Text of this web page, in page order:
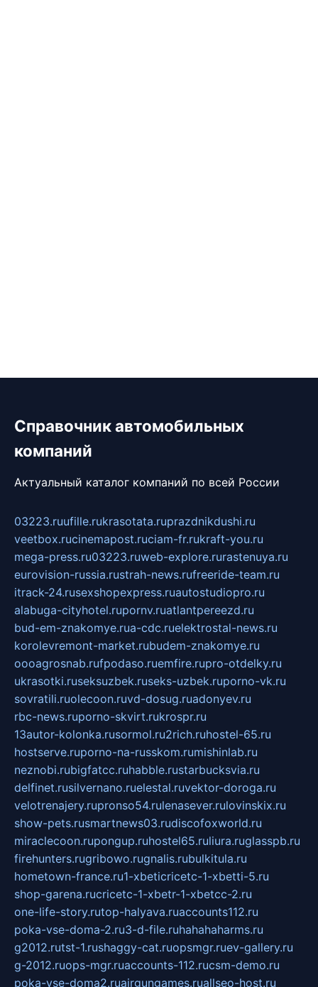
Справочник автомобильных
компаний
Актуальный каталог компаний по всей России
03223.ruufille.rukrasotata.ruprazdnikdushi.ru
veetbox.rucinemapost.ruciam-fr.rukraft-you.ru
mega-press.ru03223.ruweb-explore.rurastenuya.ru
eurovision-russia.rustrah-news.rufreeride-team.ru
itrack-24.rusexshopexpress.ruautostudiopro.ru
alabuga-cityhotel.rupornv.ruatlantpereezd.ru
bud-em-znakomye.rua-cdc.ruelektrostal-news.ru
korolevremont-market.rubudem-znakomye.ru
oooagrosnab.rufpodaso.ruemfire.rupro-otdelky.ru
ukrasotki.ruseksuzbek.ruseks-uzbek.ruporno-vk.ru
sovratili.ruolecoon.ruvd-dosug.ruadonyev.ru
rbc-news.ruporno-skvirt.rukrospr.ru
13autor-kolonka.rusormol.ru2rich.ruhostel-65.ru
hostserve.ruporno-na-russkom.rumishinlab.ru
neznobi.rubigfatcc.ruhabble.rustarbucksvia.ru
delfinet.rusilvernano.ruelestal.ruvektor-doroga.ru
velotrenajery.rupronso54.rulenasever.rulovinskix.ru
show-pets.rusmartnews03.rudiscofoxworld.ru
miraclecoon.rupongup.ruhostel65.ruliura.ruglasspb.ru
firehunters.rugribowo.rugnalis.rubulkitula.ru
hometown-france.ru1-xbeticricetc-1-xbetti-5.ru
shop-garena.rucricetc-1-xbetr-1-xbetcc-2.ru
one-life-story.rutop-halyava.ruaccounts112.ru
poka-vse-doma-2.ru3-d-file.ruhahahaharms.ru
g2012.rutst-1.rushaggy-cat.ruopsmgr.ruev-gallery.ru
g-2012.ruops-mgr.ruaccounts-112.rucsm-demo.ru
poka-vse-doma2.ruairgungames.ruallseo-host.ru